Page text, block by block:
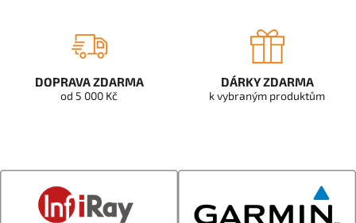
DOPRAVA ZDARMA
od 5 000 Kč
DÁRKY ZDARMA
k vybraným produktům